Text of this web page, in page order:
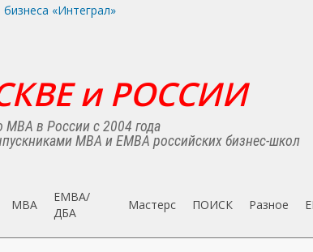
и РОССИИ
в России с 2004 года
MBA и EMBA российских бизнес-школ
MBA
EMBA/
ДБA
Мастерс ПОИСК Разное